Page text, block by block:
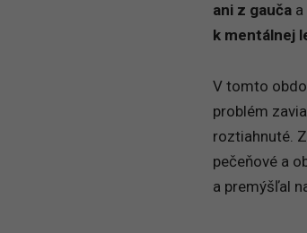
ani z gauča
k mentálnej
V tomto
problém
roztiahnuté.
pečeňové a
a premýšľal